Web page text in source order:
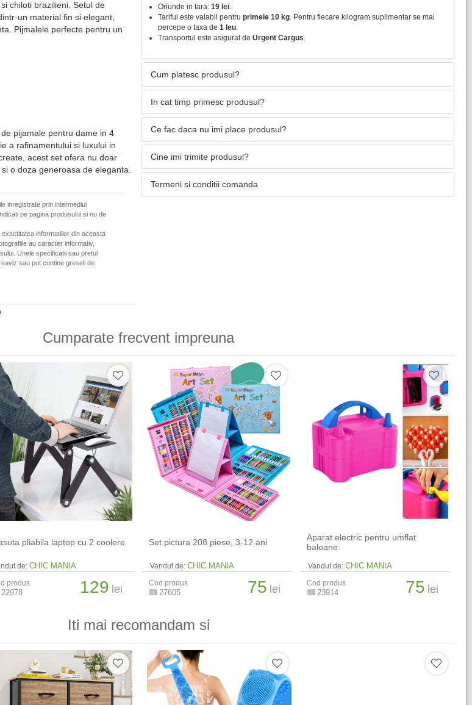
chiloti brazilieni. Setul de
un material fin si elegant,
Pijmalele perfecte pentru un
pijamale pentru dame in 4
a rafinamentului si luxului in
acest set ofera nu doar
o doza generoasa de eleganta.
inregistrate prin intermediul
pe pagina produsului si nu de
informatiilor din aceasta
au caracter informativ,
Unele specificatii sau pretul
sau pot contine greseli de
Oriunde in tara: 19 lei.
Tariful este valabil pentru primele 10 kg. Pentru fiecare kilogram suplimentar se mai
percepe o taxa de 1 leu.
Transportul este asigurat de Urgent Cargus.
Cum platesc produsul?
In cat timp primesc produsul?
Ce fac daca nu imi place produsul?
Cine imi trimite produsul?
Termeni si conditii comanda
Cumparate frecvent impreuna
pliabila laptop cu 2 coolere
de: CHIC MANIA
produs
22978 129 lei
Set pictura 208 piese, 3-12 ani
Vandut de: CHIC MANIA
Cod produs
27605 75 lei
Aparat electric pentru umflat
baloane
Vandut de: CHIC MANIA
Cod produs
23914 75 lei
Iti mai recomandam si